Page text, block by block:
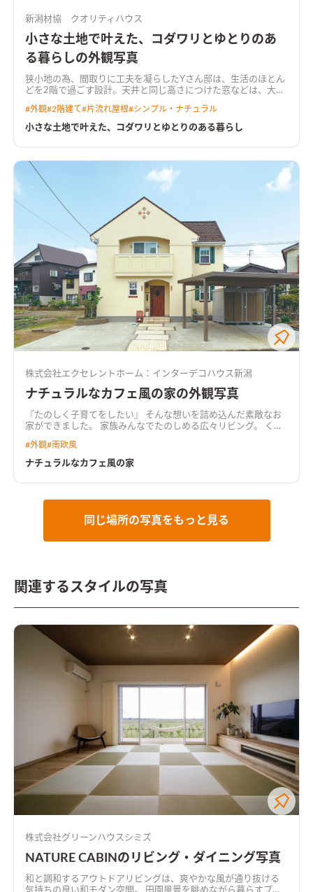
新潟材協 クオリティハウス
小さな土地で叶えた、コダワリとゆとりのあ
る暮らしの外観写真
狭小地の為、間取りに工夫を凝らしたYさん邸は、生活のほとん
どを2階で過ごす設計。天井と同じ高さにつけた窓などは、大き
にしました。全体を白でまとめた空間に、木の質感や淡い色合
いがアクセントとなり、北欧ナチュラルなやさしい雰囲気をつく
タイルに合った、暮らしやすい住まいが完成しました。
#外観#2階建て #片流れ屋根#シンプル・ナチュラル
小さな土地で叶えた、コダワリとゆとりのある暮らし
株式会社エクセレントホーム：インターデコハウス新潟
ナチュラルなカフェ風の家の外観写真
『たのしく子育てをしたい』 そんな想いを詰め込んだ素敵なお
家ができました。 家族みんなでたのしめる広々リビング。 くつ
れがリラックスして過ごせるようこだわりました。
#外観#南欧風
ナチュラルなカフェ風の家
同じ場所の写真をもっと見る
関連するスタイルの写真
株式会社グリーンハウスシミズ
NATURE CABINのリビング・ダイニング写真
和と調和するアウトドアリビングは、爽やかな風が通り抜ける